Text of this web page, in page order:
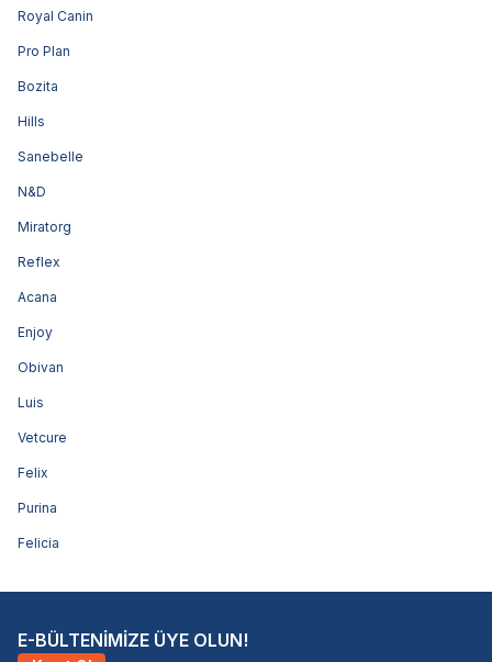
Royal Canin
Pro Plan
Bozita
Hills
Sanebelle
N&D
Miratorg
Reflex
Acana
Enjoy
Obivan
Luis
Vetcure
Felix
Purina
Felicia
E-BÜLTENİMİZE ÜYE OLUN!